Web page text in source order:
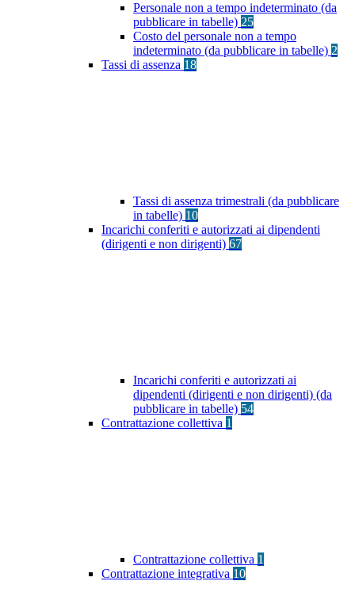
Personale non a tempo indeterminato (da
pubblicare in tabelle) 25
Costo del personale non a tempo
indeterminato (da pubblicare in tabelle) 2
Tassi di assenza 18
Tassi di assenza trimestrali (da pubblicare
in tabelle) 10
Incarichi conferiti e autorizzati ai dipendenti
(dirigenti e non dirigenti) 67
Incarichi conferiti e autorizzati ai
dipendenti (dirigenti e non dirigenti) (da
pubblicare in tabelle) 54
Contrattazione collettiva 1
Contrattazione collettiva 1
Contrattazione integrativa 10